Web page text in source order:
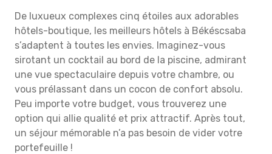
De luxueux complexes cinq étoiles aux adorables
hôtels-boutique, les meilleurs hôtels à Békéscsaba
s’adaptent à toutes les envies. Imaginez-vous
sirotant un cocktail au bord de la piscine, admirant
une vue spectaculaire depuis votre chambre, ou
vous prélassant dans un cocon de confort absolu.
Peu importe votre budget, vous trouverez une
option qui allie qualité et prix attractif. Après tout,
un séjour mémorable n’a pas besoin de vider votre
portefeuille !